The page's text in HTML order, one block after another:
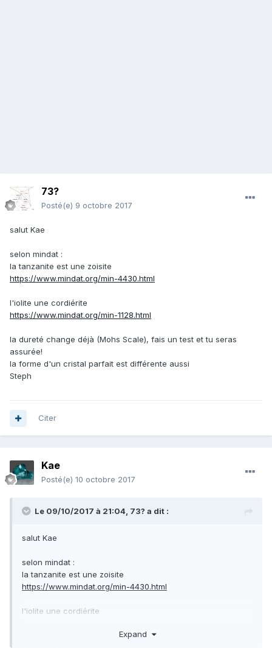
73?
Posté(e) 9 octobre 2017
salut Kae
selon mindat :
la tanzanite est une zoisite
https://www.mindat.org/min-4430.html
l'iolite une cordiérite
https://www.mindat.org/min-1128.html
la dureté change déjà (Mohs Scale), fais un test et tu seras
assurée!
la forme d'un cristal parfait est différente aussi
Steph
Citer
Kae
Posté(e) 10 octobre 2017
Le 09/10/2017 à 21:04, 73? a dit :
salut Kae
selon mindat :
la tanzanite est une zoisite
https://www.mindat.org/min-4430.html
l'iolite une cordiérite
Expand